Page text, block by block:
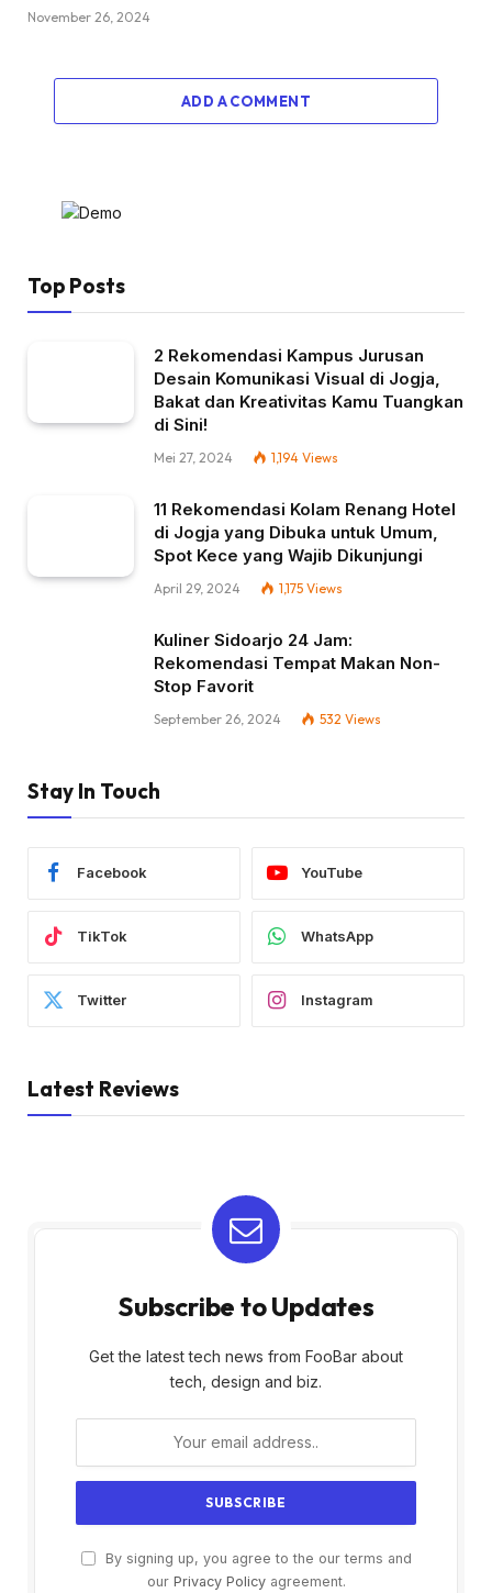
November 26, 2024
ADD A COMMENT
Top Posts
2 Rekomendasi Kampus Jurusan
Desain Komunikasi Visual di Jogja,
Bakat dan Kreativitas Kamu Tuangkan
di Sini!
Mei 27, 2024 1,194 Views
11 Rekomendasi Kolam Renang Hotel
di Jogja yang Dibuka untuk Umum,
Spot Kece yang Wajib Dikunjungi
April 29, 2024 1,175 Views
Kuliner Sidoarjo 24 Jam:
Rekomendasi Tempat Makan Non-
Stop Favorit
September 26, 2024 532 Views
Stay In Touch
Facebook YouTube
TikTok WhatsApp
Twitter Instagram
Latest Reviews
Subscribe to Updates
Get the latest tech news from FooBar about
tech, design and biz.
By signing up, you agree to the our terms and
our Privacy Policyagreement.